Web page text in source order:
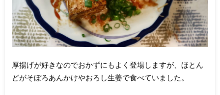
厚揚げが好きなのでおかずにもよく登場しますが、ほとん
どがそぼろあんかけやおろし生姜で食べていました。